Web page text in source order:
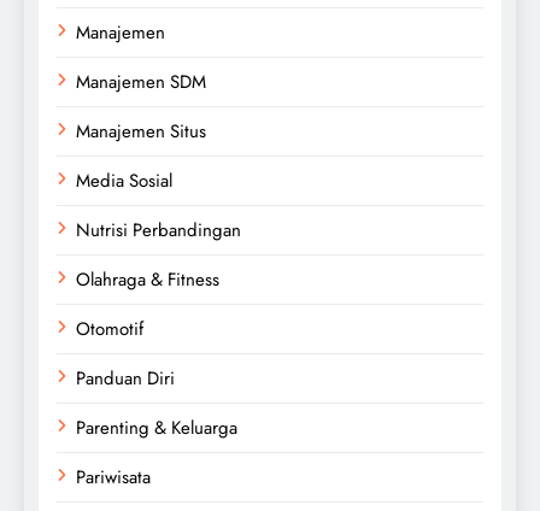
Manajemen
Manajemen SDM
Manajemen Situs
Media Sosial
Nutrisi Perbandingan
Olahraga & Fitness
Otomotif
Panduan Diri
Parenting & Keluarga
Pariwisata